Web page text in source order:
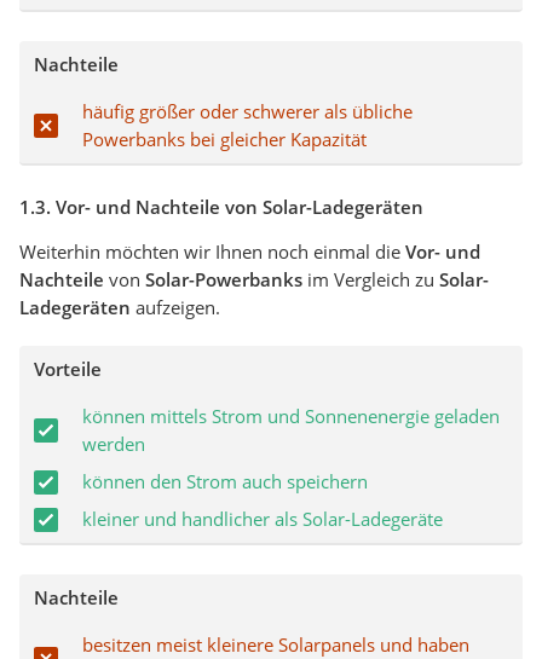
Nachteile
häufig größer oder schwerer als übliche
Powerbanks bei gleicher Kapazität
1.3. Vor- und Nachteile von Solar-Ladegeräten
Weiterhin möchten wir Ihnen noch einmal die Vor- und
Nachteile von Solar-Powerbanks im Vergleich zu Solar-
Ladegeräten aufzeigen.
Vorteile
können mittels Strom und Sonnenenergie geladen
werden
können den Strom auch speichern
kleiner und handlicher als Solar-Ladegeräte
Nachteile
besitzen meist kleinere Solarpanels und haben